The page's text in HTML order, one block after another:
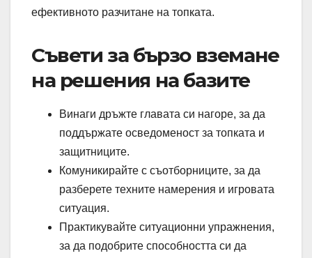
ефективното разчитане на топката.
Съвети за бързо вземане
на решения на базите
Винаги дръжте главата си нагоре, за да
поддържате осведоменост за топката и
защитниците.
Комуникирайте с съотборниците, за да
разберете техните намерения и игровата
ситуация.
Практикувайте ситуационни упражнения,
за да подобрите способността си да